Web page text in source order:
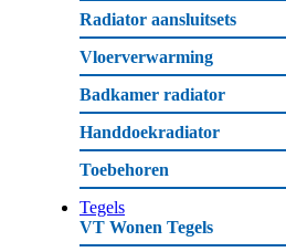
Radiator aansluitsets
Vloerverwarming
Badkamer radiator
Handdoekradiator
Toebehoren
Tegels
VT Wonen Tegels